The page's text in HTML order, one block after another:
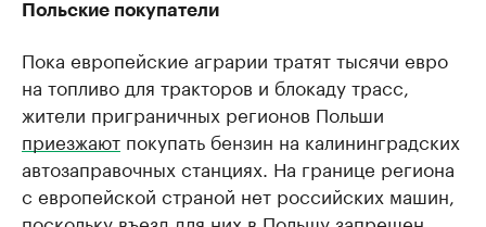
Польские покупатели
Пока европейские аграрии тратят тысячи евро
на топливо для тракторов и блокаду трасс,
жители приграничных регионов Польши
приезжают покупать бензин на калининградских
автозаправочных станциях. На границе региона
с европейской страной нет российских машин,